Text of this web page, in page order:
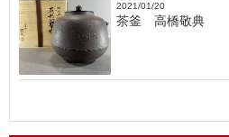
2021/01/20
茶釜 高橋敬典